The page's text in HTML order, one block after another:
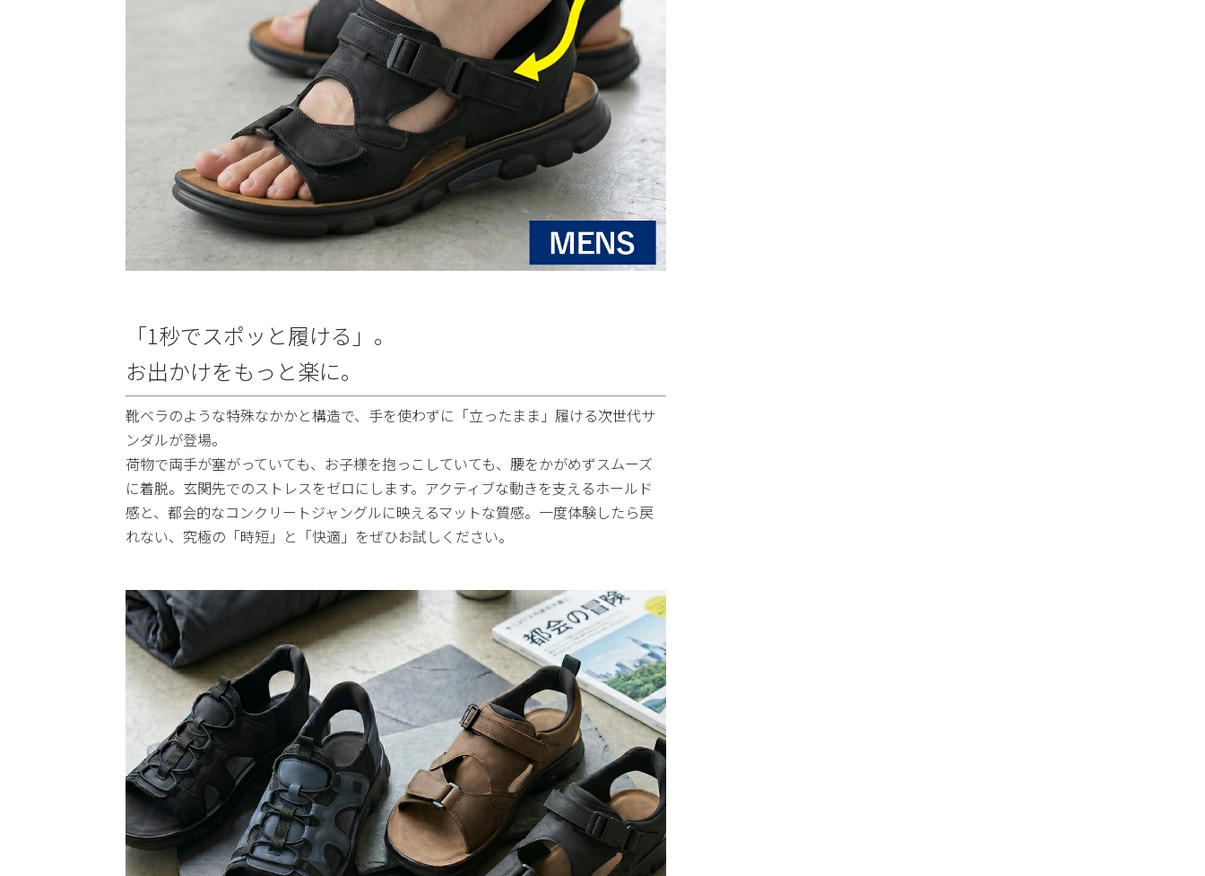
「1秒でスポッと履ける」。
お出かけをもっと楽に。
靴ベラのような特殊なかかと構造で、手を使わずに「立ったまま」履ける次世代サ
ンダルが登場。
荷物で両手が塞がっていても、お子様を抱っこしていても、腰をかがめずスムーズ
に着脱。玄関先でのストレスをゼロにします。アクティブな動きを支えるホールド
感と、都会的なコンクリートジャングルに映えるマットな質感。一度体験したら戻
れない、究極の「時短」と「快適」をぜひお試しください。